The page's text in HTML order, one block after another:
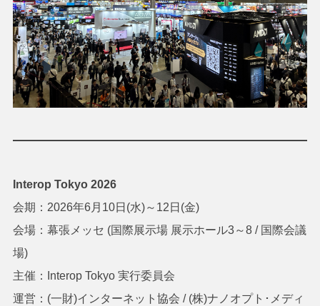
Interop Tokyo 2026
会期：2026年6月10日(水)～12日(金)
会場：幕張メッセ (国際展示場 展示ホール3～8 / 国際会議
場)
主催：Interop Tokyo 実行委員会
運営：(一財)インターネット協会 / (株)ナノオプト･メディ